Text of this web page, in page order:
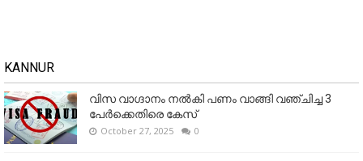
KANNUR
വിസ വാഗ്ദാനം നൽകി പണം വാങ്ങി വഞ്ചിച്ച 3
പേർക്കെതിരെ കേസ്
October 27, 2025 0